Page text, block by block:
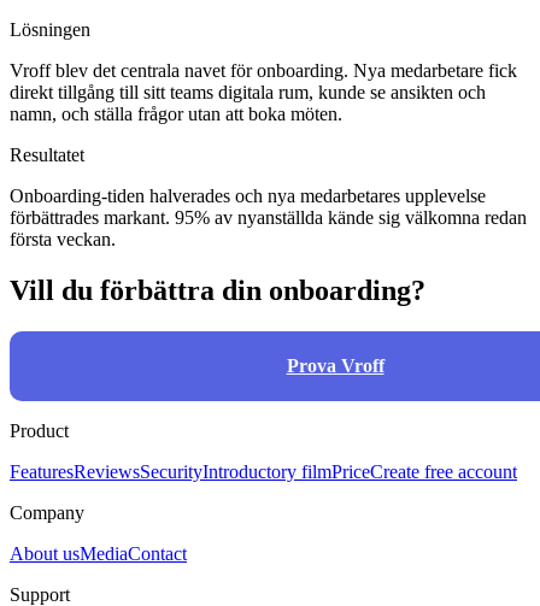
Lösningen
Vroff blev det centrala navet för onboarding. Nya medarbetare fick
direkt tillgång till sitt teams digitala rum, kunde se ansikten och
namn, och ställa frågor utan att boka möten.
Resultatet
Onboarding-tiden halverades och nya medarbetares upplevelse
förbättrades markant. 95% av nyanställda kände sig välkomna redan
första veckan.
Vill du förbättra din onboarding?
Prova Vroff
Product
FeaturesReviewsSecurityIntroductory filmPriceCreate free account
Company
About usMediaContact
Support